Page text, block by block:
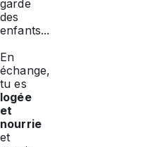
garde
des
enfants...
En
échange,
tu es
logée
et
nourrie
et